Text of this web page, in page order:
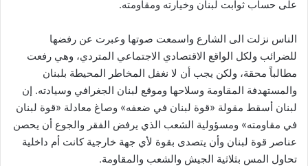
على حساب ثوابت لبنان وخيارته ومقاومته.
الناس نزلت الى الشارع واسمعت صوتها وعبرت عن رفضها
للضرائب ولكل الواقع الاقتصادي الاجتماعي المتردي، وهي رفعت
مطالباً محقة، ولكن يجب أن لا نغفل المخاطر المحيطة بلبنان
والمستهدفة المقاومة وسلاحها وموقع لبنان الجغرافي وسيادته. إن
لبنان أسقط مقولة «قوة لبنان في ضعفه» وصاغ معادلة «قوة لبنان
في مقاومته» ومسؤولية الشعب الذي يرفض الفقر والجوع أن يحصن
عناصر قوة لبنان وأن يتصدى بقوة لأي جهة خارجية كانت أم داخلية
تحاول المس بثلاثية الجيش والشعب والمقاومة.